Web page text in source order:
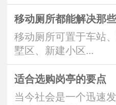
移动厕所都能解决那
移动厕所可置于车站
墅区、新建小区...
适合选购岗亭的要点
当今社会是一个迅速